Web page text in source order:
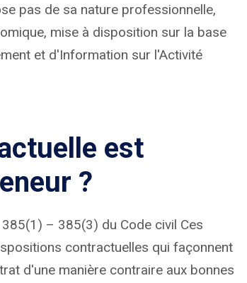
pas de sa nature professionnelle,
mise à disposition sur la base
et d'Information sur l'Activité
est
?
– 385(3) du Code civil Ces
contractuelles qui façonnent
d'une manière contraire aux bonnes